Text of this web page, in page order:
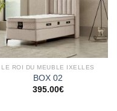
LE ROI DU MEUBLE IXELLES
BOX 02
395.00€